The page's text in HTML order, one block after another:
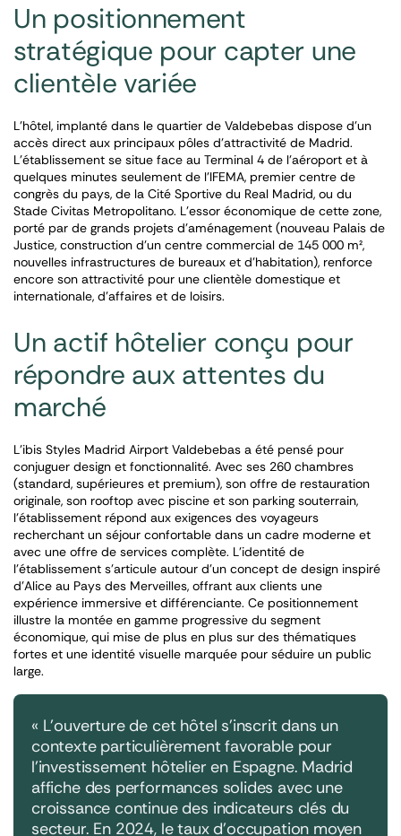
Un positionnement
stratégique pour capter une
clientèle variée
L’hôtel, implanté dans le quartier de Valdebebas dispose d’un
accès direct aux principaux pôles d’attractivité de Madrid.
L’établissement se situe face au Terminal 4 de l’aéroport et à
quelques minutes seulement de l’IFEMA, premier centre de
congrès du pays, de la Cité Sportive du Real Madrid, ou du
Stade Civitas Metropolitano. L’essor économique de cette zone,
porté par de grands projets d’aménagement (nouveau Palais de
Justice, construction d’un centre commercial de 145 000 m²,
nouvelles infrastructures de bureaux et d’habitation), renforce
encore son attractivité pour une clientèle domestique et
internationale, d’affaires et de loisirs.
Un actif hôtelier conçu pour
répondre aux attentes du
marché
L’ibis Styles Madrid Airport Valdebebas a été pensé pour
conjuguer design et fonctionnalité. Avec ses 260 chambres
(standard, supérieures et premium), son offre de restauration
originale, son rooftop avec piscine et son parking souterrain,
l’établissement répond aux exigences des voyageurs
recherchant un séjour confortable dans un cadre moderne et
avec une offre de services complète. L’identité de
l’établissement s’articule autour d’un concept de design inspiré
d’Alice au Pays des Merveilles, offrant aux clients une
expérience immersive et différenciante. Ce positionnement
illustre la montée en gamme progressive du segment
économique, qui mise de plus en plus sur des thématiques
fortes et une identité visuelle marquée pour séduire un public
large.
« L’ouverture de cet hôtel s’inscrit dans un
contexte particulièrement favorable pour
l’investissement hôtelier en Espagne. Madrid
affiche des performances solides avec une
croissance continue des indicateurs clés du
secteur. En 2024, le taux d’occupation moyen